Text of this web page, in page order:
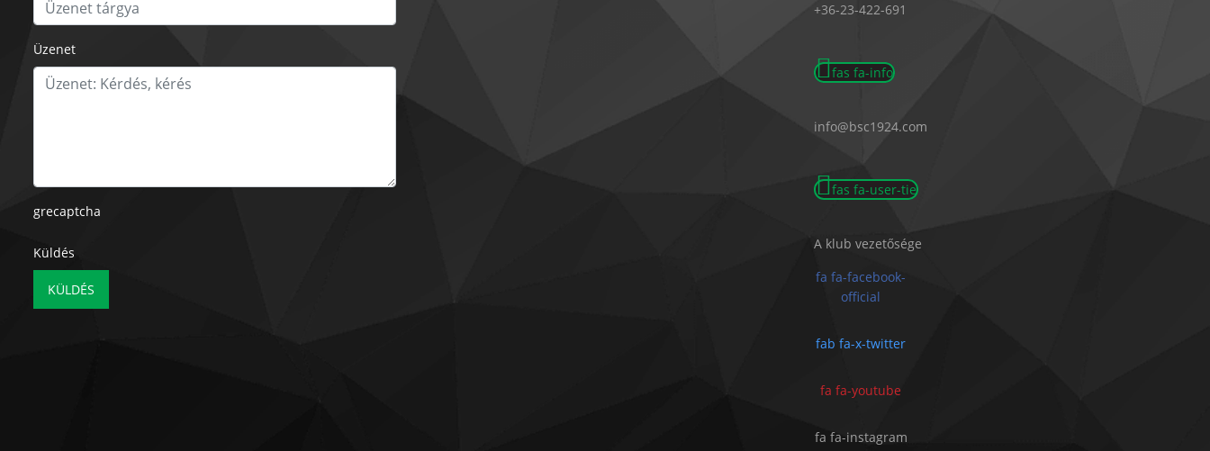
Üzenet
grecaptcha
Küldés
KÜLDÉS
+36-23-422-691
fas fa-info
info@bsc1924.com
fas fa-user-tie
A klub vezetősége
fa fa-facebook-
official
fab fa-x-twitter
fa fa-youtube
fa fa-instagram